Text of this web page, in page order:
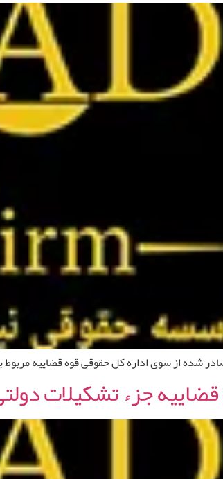
شده از سوی اداره کل حقوقی قوه قضاییه مربوط به
قضاییه جزء تشکیلات